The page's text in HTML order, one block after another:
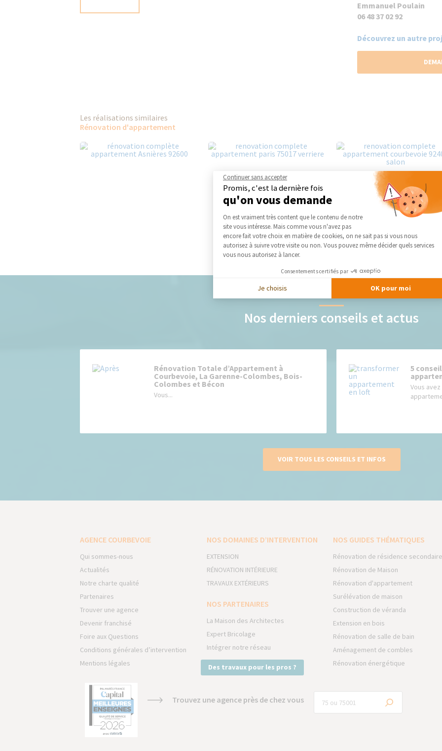
Emmanuel Poulain
06 48 37 02 92
Découvrez un autre
Les réalisations similaires
Rénovation d'appartement
Nos derniers conseils et actus
Rénovation Totale d’Appartement à
Courbevoie, La Garenne-Colombes, Bois-
Colombes et Bécon
Vous...
5
Vous
VOIR TOUS LES CONSEILS ET INFOS
AGENCE COURBEVOIE
Qui sommes-nous
Actualités
Notre charte qualité
Partenaires
Trouver une agence
Devenir franchisé
Foire aux Questions
Conditions générales d’intervention
Mentions légales
NOS DOMAINES D’INTERVENTION
EXTENSION
RÉNOVATION INTÉRIEURE
TRAVAUX EXTÉRIEURS
NOS PARTENAIRES
La Maison des Architectes
Expert Bricolage
Intégrer notre réseau
Des travaux pour les pros ?
NOS GUIDES THÉMATIQUES
Rénovation de résidence secondaire
Rénovation de Maison
Rénovation d'appartement
Surélévation de maison
Construction de véranda
Extension en bois
Rénovation de salle de bain
Aménagement de combles
Rénovation énergétique
Trouvez une agence près de chez vous
Continuer sans accepter
Promis, c'est la dernière fois
qu'on vous demande
Plateforme de Gestion du Consentement :
On est vraiment très content que le contenu de notre
site vous intéresse. Mais comme vous n'avez pas
encore fait votre choix en matière de cookies, on ne sait pas si vous nous
autorisez à suivre votre visite ou non. Vous pouvez même décider quels services
vous nous autorisez à lancer.
Consentements certifiés par
Je choisis OK pour moi
Axeptio consent